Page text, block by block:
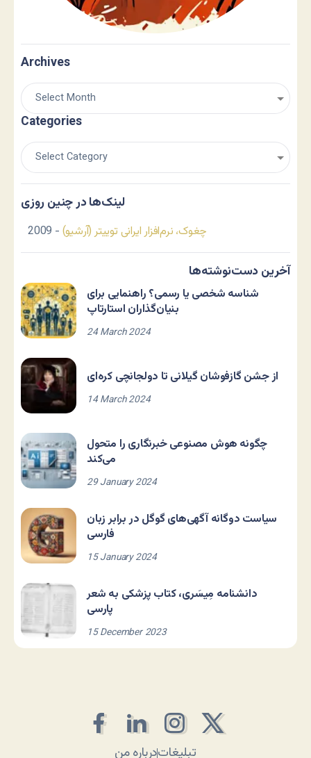
Archives
Categories
لینک‌ها در چنین روزی
چغوک، نرم‌افزار ایرانی توییتر (آرشیو) - 2009
آخرین دست‌نوشته‌ها
شناسه شخصی یا رسمی؟ راهنمایی برای
بنیان‌گذاران استارتاپ
24 March 2024
از جشن گازفوشان گیلانی تا دولجانچی کره‌ای
14 March 2024
چگونه هوش مصنوعی خبرنگاری را متحول
می‌کند
29 January 2024
سیاست دوگانه آگهی‌های گوگل در برابر زبان
فارسی
15 January 2024
دانشنامه مِیسَری، کتاب پزشکی به شعر
پارسی
15 December 2023
درباره منتبلیغات